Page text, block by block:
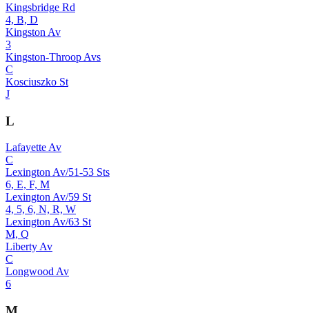
Kingsbridge Rd
4, B, D
Kingston Av
3
Kingston-Throop Avs
C
Kosciuszko St
J
L
Lafayette Av
C
Lexington Av/51-53 Sts
6, E, F, M
Lexington Av/59 St
4, 5, 6, N, R, W
Lexington Av/63 St
M, Q
Liberty Av
C
Longwood Av
6